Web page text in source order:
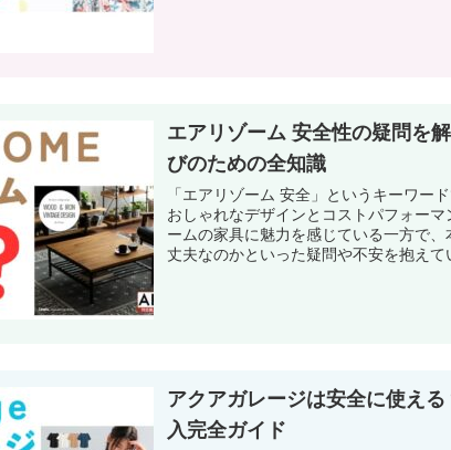
エアリゾーム 安全性の疑問を
びのための全知識
「エアリゾーム 安全」というキーワー
おしゃれなデザインとコストパフォー
ームの家具に魅力を感じている一方で
丈夫なのかといった疑問や不安を抱えて
アクアガレージは安全に使え
入完全ガイド